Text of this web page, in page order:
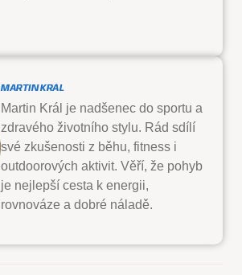
MARTIN KRÁL
Martin Král je nadšenec do sportu a
zdravého životního stylu. Rád sdílí
své zkušenosti z běhu, fitness i
outdoorových aktivit. Věří, že pohyb
je nejlepší cesta k energii,
rovnováze a dobré náladě.